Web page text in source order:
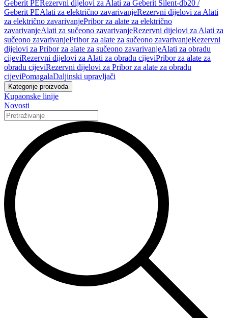
Geberit PERezervni dijelovi za Alati za Geberit Silent-db20 /
Geberit PEAlati za električno zavarivanjeRezervni dijelovi za Alati
za električno zavarivanjePribor za alate za električno
zavarivanjeAlati za sučeono zavarivanjeRezervni dijelovi za Alati za
sučeono zavarivanjePribor za alate za sučeono zavarivanjeRezervni
dijelovi za Pribor za alate za sučeono zavarivanjeAlati za obradu
cijeviRezervni dijelovi za Alati za obradu cijeviPribor za alate za
obradu cijeviRezervni dijelovi za Pribor za alate za obradu
cijeviPomagalaDaljinski upravljači
Kategorije proizvoda
Kupaonske linije
Novosti